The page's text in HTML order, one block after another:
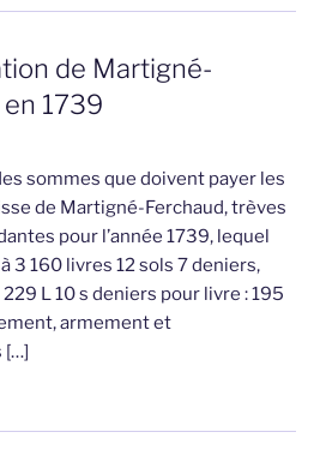
de Martigné-
1739
sommes que doivent payer les
de Martigné-Ferchaud, trèves
pour l’année 1739, lequel
3 160 livres 12 sols 7 deniers,
L 10 s deniers pour livre : 195
armement et
[…]